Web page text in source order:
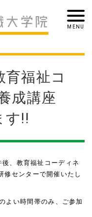
福祉コ
成講座
す!!
、教育福祉コーディネ
センターで開催いたし
よい時間帯のみ、ご参加